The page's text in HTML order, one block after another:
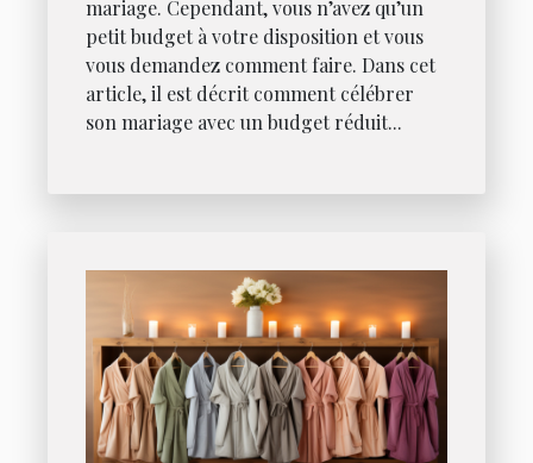
mariage. Cependant, vous n’avez qu’un
petit budget à votre disposition et vous
vous demandez comment faire. Dans cet
article, il est décrit comment célébrer
son mariage avec un budget réduit...